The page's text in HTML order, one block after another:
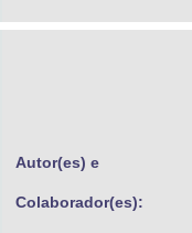
Autor(es) e
Colaborador(es):